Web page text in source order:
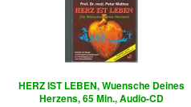
HERZ IST LEBEN, Wuensche Deines
Herzens, 65 Min., Audio-CD